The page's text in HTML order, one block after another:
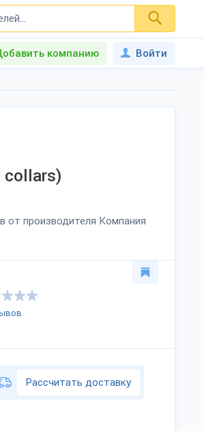
компанию Войти
collars)
от производителя Компания
Рассчитать доставку